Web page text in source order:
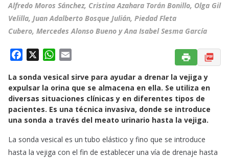
Alfredo Moros Sánchez, Cristina Azahara Torán Bonillo, Olga Gil
Velilla, Juan Adalberto Bosque Julián, Piedad Fleta
Cubero, Mercedes Alonso Bueno y Ana Isabel Sesma García
c
e
b
o
k
W
a
t
s
A
p
a
i
l
La sonda vesical sirve para ayudar a drenar la vejiga y
expulsar la orina que se almacena en ella. Se utiliza en
diversas situaciones clínicas y en diferentes tipos de
pacientes. Es una técnica invasiva, donde se introduce
una sonda a través del meato urinario hasta la vejiga.
La sonda vesical es un tubo elástico y fino que se introduce
hasta la vejiga con el fin de establecer una vía de drenaje hasta